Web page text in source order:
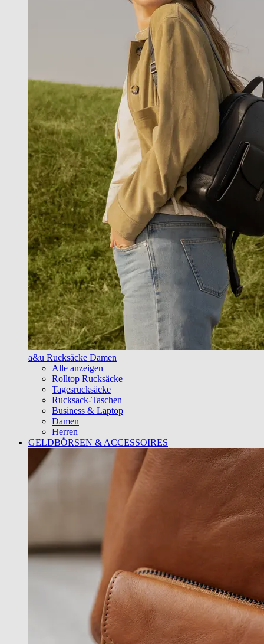
a&u Rucksäcke Damen
Alle anzeigen
Rolltop Rucksäcke
Tagesrucksäcke
Rucksack-Taschen
Business & Laptop
Damen
Herren
GELDBÖRSEN & ACCESSOIRES